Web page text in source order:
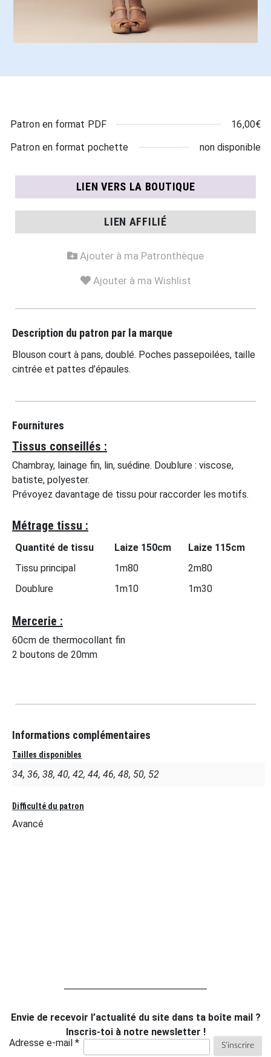
Patron en format PDF 16,00€
Patron en format pochette non disponible
LIEN VERS LA BOUTIQUE
LIEN AFFILIÉ
Ajouter à ma Patronthèque
Ajouter à ma Wishlist
Description du patron par la marque
Blouson court à pans, doublé. Poches passepoilées, taille
cintrée et pattes d’épaules.
Fournitures
Tissus conseillés :
Chambray, lainage fin, lin, suédine. Doublure : viscose,
batiste, polyester.
Prévoyez davantage de tissu pour raccorder les motifs.
Métrage tissu :
Quantité de tissu Laize 150cm
Laize 115cm
Tissu principal
1m80
2m80
Doublure
1m10 1m30
Mercerie :
60cm de thermocollant fin
2 boutons de 20mm
Informations complémentaires
Tailles disponibles
34, 36, 38, 40, 42, 44, 46, 48, 50, 52
Difficulté du patron
Avancé
Envie de recevoir l’actualité du site dans ta boîte mail ?
Inscris-toi à notre newsletter !
Adresse e-mail *